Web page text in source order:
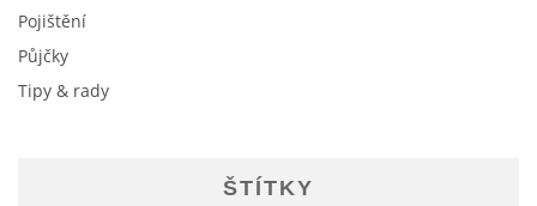
Pojištění
Půjčky
Tipy & rady
ŠTÍTKY